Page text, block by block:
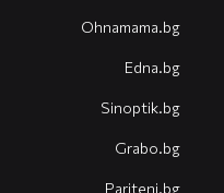
Оhnamama.bg
Edna.bg
Sinoptik.bg
Grabo.bg
Pariteni.bg